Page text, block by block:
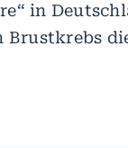
in
Brustkrebs